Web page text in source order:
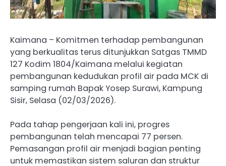
Kaimana – Komitmen terhadap pembangunan
yang berkualitas terus ditunjukkan Satgas TMMD
127 Kodim 1804/Kaimana melalui kegiatan
pembangunan kedudukan profil air pada MCK di
samping rumah Bapak Yosep Surawi, Kampung
Sisir, Selasa (02/03/2026).
Pada tahap pengerjaan kali ini, progres
pembangunan telah mencapai 77 persen.
Pemasangan profil air menjadi bagian penting
untuk memastikan sistem saluran dan struktur